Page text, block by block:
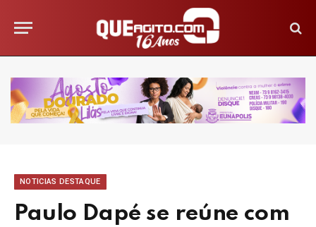
NOTICIAS DESTAQUE
Paulo Dapé se reúne com